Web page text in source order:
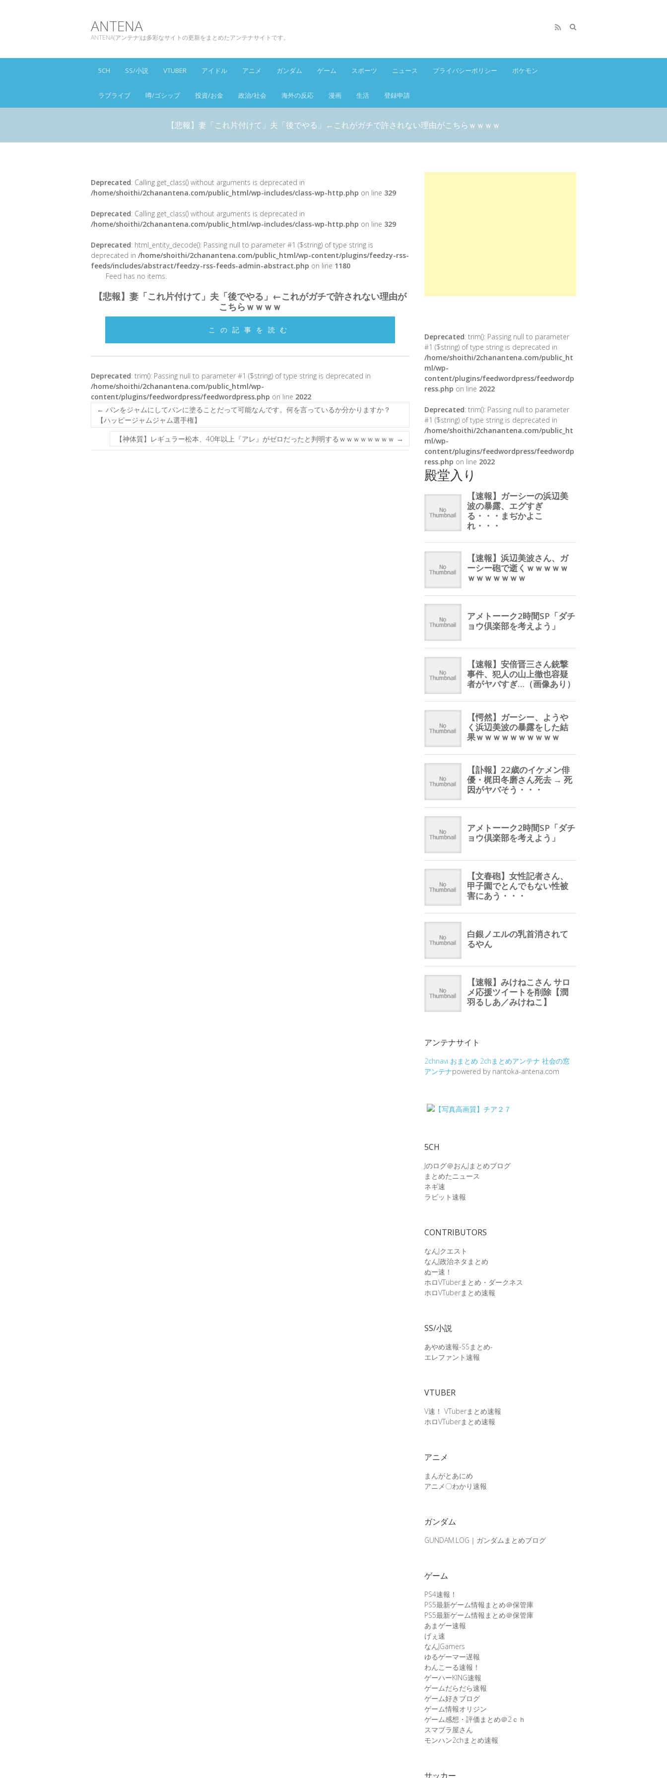
ANTENA
ANTENA(アンテナ)は多彩なサイトの更新をまとめたアンテナサイトです。
5CH SS/小説 VTUBER アイドル アニメ ガンダム ゲーム スポーツ ニュース プライバシーポリシー ポケモン
ラブライブ 噂/ゴシップ 投資/お金 政治/社会 海外の反応 漫画 生活 登録申請
【悲報】妻「これ片付けて」夫「後でやる」←これがガチで許されない理由がこちらｗｗｗｗ
Deprecated: Calling get_class() without arguments is deprecated in
/home/shoithi/2chanantena.com/public_html/wp-includes/class-wp-http.php on line 329
Deprecated: Calling get_class() without arguments is deprecated in
/home/shoithi/2chanantena.com/public_html/wp-includes/class-wp-http.php on line 329
Deprecated: html_entity_decode(): Passing null to parameter #1 ($string) of type string is
deprecated in /home/shoithi/2chanantena.com/public_html/wp-content/plugins/feedzy-rss-
feeds/includes/abstract/feedzy-rss-feeds-admin-abstract.php on line 1180
Feed has no items.
【悲報】妻「これ片付けて」夫「後でやる」←これがガチで許されない理由が
こちらｗｗｗｗ
この記事を読む
Deprecated: trim(): Passing null to parameter #1 ($string) of type string is deprecated in
/home/shoithi/2chanantena.com/public_html/wp-
content/plugins/feedwordpress/feedwordpress.php on line 2022
← パンをジャムにしてパンに塗ることだって可能なんです。何を言っているか分かりますか？
【ハッピージャムジャム選手権】
【神体質】レギュラー松本、40年以上『アレ』がゼロだったと判明するｗｗｗｗｗｗｗｗ →
Deprecated: trim(): Passing null to parameter
#1 ($string) of type string is deprecated in
/home/shoithi/2chanantena.com/public_ht
ml/wp-
content/plugins/feedwordpress/feedwordp
ress.php on line 2022
Deprecated: trim(): Passing null to parameter
#1 ($string) of type string is deprecated in
/home/shoithi/2chanantena.com/public_ht
ml/wp-
content/plugins/feedwordpress/feedwordp
ress.php on line 2022
殿堂入り
アンテナサイト
2chnavi おまとめ 2chまとめアンテナ 社会の窓
アンテナpowered by nantoka-antena.com
5CH
Jのログ＠おんJまとめブログ
まとめたニュース
ネギ速
ラビット速報
CONTRIBUTORS
なんJクエスト
なんJ政治ネタまとめ
ぬー速！
ホロVTuberまとめ・ダークネス
ホロVTuberまとめ速報
SS/小説
あやめ速報-SSまとめ-
エレファント速報
VTUBER
V速！ VTuberまとめ速報
ホロVTuberまとめ速報
アニメ
まんがとあにめ
アニメ〇わかり速報
ガンダム
GUNDAM.LOG｜ガンダムまとめブログ
ゲーム
PS4速報！
PS5最新ゲーム情報まとめ＠保管庫
PS5最新ゲーム情報まとめ＠保管庫
あまゲー速報
げぇ速
なんJGamers
ゆるゲーマー遅報
わんこーる速報！
ゲーハーKING速報
ゲームだらだら速報
ゲーム好きブログ
ゲーム情報オリジン
ゲーム感想・評価まとめ＠2ｃｈ
スマブラ屋さん
モンハン2chまとめ速報
サッカー